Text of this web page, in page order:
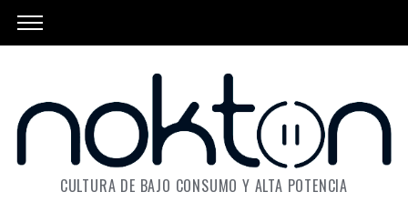
CULTURA DE BAJO CONSUMO Y ALTA POTENCIA